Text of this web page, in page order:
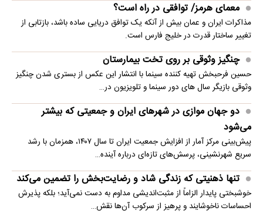
معمای هرمز/ توافقی در راه است؟
مذاکرات ایران و عمان بیش از آنکه یک توافق دریایی ساده باشد، بازتابی از
تغییر ساختار قدرت در خلیج فارس است.
چنگیز وثوقی بر روی تخت بیمارستان
حسین فرحبخش تهیه کننده سینما با انتشار این عکس از بستری شدن چنگیز
وثوقی بازیگر سال های دور سینما و تلویزیون در…
دو جهان موازی در شهرهای ایران و جمعیتی که بیشتر
می‌شود
پیش‌بینی مرکز آمار از افزایش جمعیت ایران تا سال ۱۴۰۷، همزمان با رشد
سریع شهرنشینی، پرسش‌های تازه‌ای درباره آینده…
تنها ذهنیتی که زندگی شاد و رضایت‌بخش را تضمین می‌کند
خوشبختی پایدار الزاماً از مثبت‌اندیشی مداوم به دست نمی‌آید؛ بلکه پذیرش
احساسات ناخوشایند و پرهیز از سرکوب آن‌ها نقش…